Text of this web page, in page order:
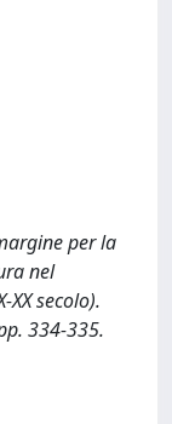
per la
nel
secolo).
334-335.